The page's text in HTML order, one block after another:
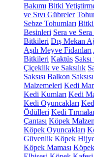
Bakımı Bitki
ve Sıvı Gübreler
Sebze Tohumları Bitki
Besinleri Sera ve
Bitkileri Dış Mekan
Aşılı Meyve Fidanları
Bitkileri Kaktüs
Çiçeklik ve Saksılık
Saksısı Balkon Saksısı
Malzemeleri Kedi
Kedi Kumları Kedi
Kedi Oyuncakları
Ödülleri Kedi
Çantası Köpek
Köpek Oyuncakları
Güvenlik Köpek
Köpek Maması